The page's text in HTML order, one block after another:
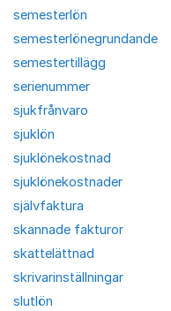
semesterlön
semesterlönegrundande
semestertillägg
serienummer
sjukfrånvaro
sjuklön
sjuklönekostnad
sjuklönekostnader
självfaktura
skannade fakturor
skattelättnad
skrivarinställningar
slutlön